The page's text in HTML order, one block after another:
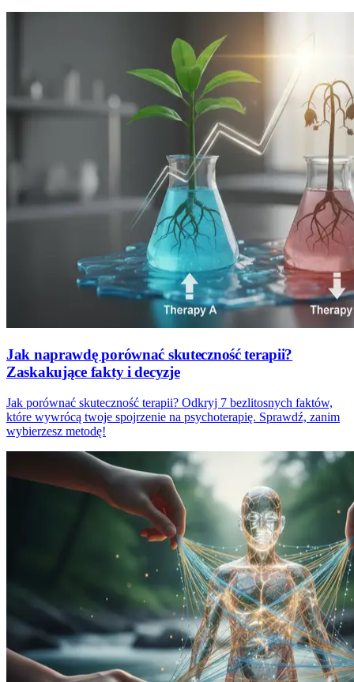
Jak naprawdę porównać skuteczność terapii?
Zaskakujące fakty i decyzje
Jak porównać skuteczność terapii? Odkryj 7 bezlitosnych faktów,
które wywrócą twoje spojrzenie na psychoterapię. Sprawdź, zanim
wybierzesz metodę!